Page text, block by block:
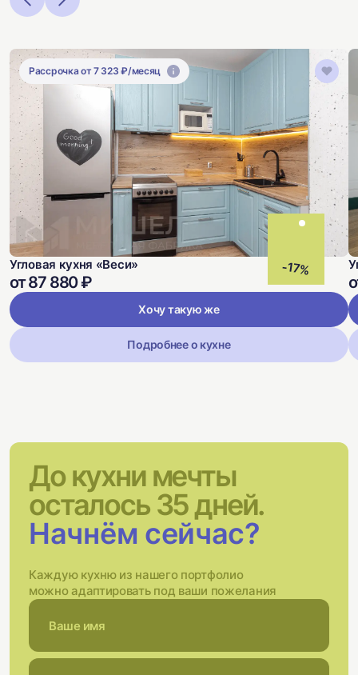
Рассрочка от 7 323 ₽/месяц
-17%
Угловая кухня «Веси»
от 87 880 ₽
Хочу такую же
Подробнее о кухне
До кухни мечты
осталось 35 дней.
Начнём сейчас?
Каждую кухню из нашего портфолио
можно адаптировать под ваши пожелания